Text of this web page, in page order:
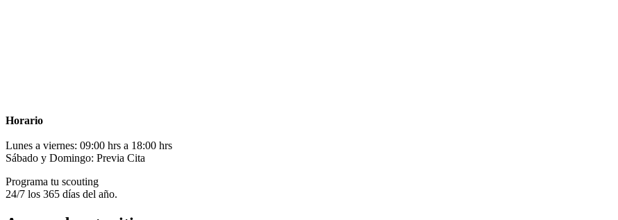
Horario
Lunes a viernes: 09:00 hrs a 18:00 hrs
Sábado y Domingo: Previa Cita
Programa tu scouting
24/7 los 365 días del año.